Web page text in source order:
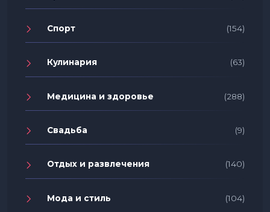
Спорт (154)
Кулинария (63)
Медицина и здоровье (288)
Свадьба (9)
Отдых и развлечения (140)
Мода и стиль (104)